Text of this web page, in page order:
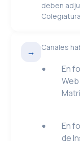
deben
→ Canales
En
En
de